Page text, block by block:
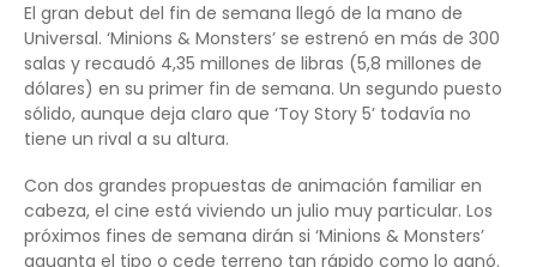
El gran debut del fin de semana llegó de la mano de
Universal. ‘Minions & Monsters’ se estrenó en más de 300
salas y recaudó 4,35 millones de libras (5,8 millones de
dólares) en su primer fin de semana. Un segundo puesto
sólido, aunque deja claro que ‘Toy Story 5’ todavía no
tiene un rival a su altura.
Con dos grandes propuestas de animación familiar en
cabeza, el cine está viviendo un julio muy particular. Los
próximos fines de semana dirán si ‘Minions & Monsters’
aguanta el tipo o cede terreno tan rápido como lo ganó.